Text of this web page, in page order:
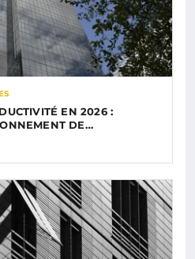
EN 2026 :
DE…